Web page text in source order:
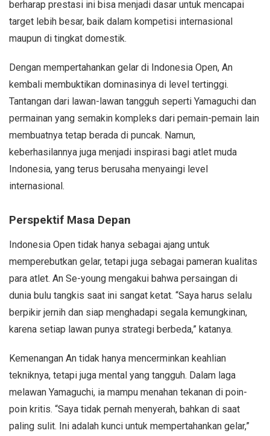
berharap prestasi ini bisa menjadi dasar untuk mencapai
target lebih besar, baik dalam kompetisi internasional
maupun di tingkat domestik.
Dengan mempertahankan gelar di Indonesia Open, An
kembali membuktikan dominasinya di level tertinggi.
Tantangan dari lawan-lawan tangguh seperti Yamaguchi dan
permainan yang semakin kompleks dari pemain-pemain lain
membuatnya tetap berada di puncak. Namun,
keberhasilannya juga menjadi inspirasi bagi atlet muda
Indonesia, yang terus berusaha menyaingi level
internasional.
Perspektif Masa Depan
Indonesia Open tidak hanya sebagai ajang untuk
memperebutkan gelar, tetapi juga sebagai pameran kualitas
para atlet. An Se-young mengakui bahwa persaingan di
dunia bulu tangkis saat ini sangat ketat. “Saya harus selalu
berpikir jernih dan siap menghadapi segala kemungkinan,
karena setiap lawan punya strategi berbeda,” katanya.
Kemenangan An tidak hanya mencerminkan keahlian
tekniknya, tetapi juga mental yang tangguh. Dalam laga
melawan Yamaguchi, ia mampu menahan tekanan di poin-
poin kritis. “Saya tidak pernah menyerah, bahkan di saat
paling sulit. Ini adalah kunci untuk mempertahankan gelar,”